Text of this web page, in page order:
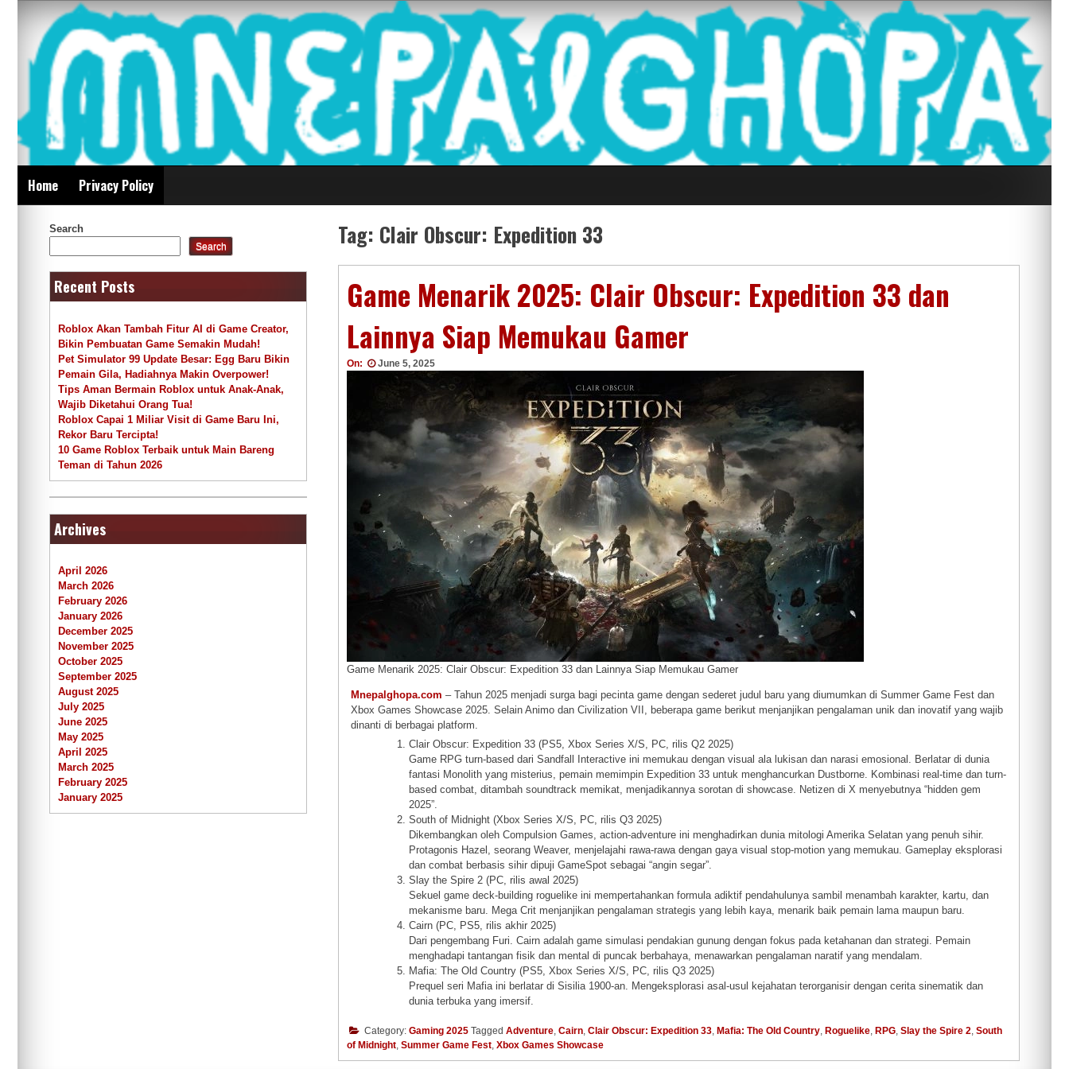
content
Mnepalghopa Review Game Terkini Paling Seluruh Di
Indonesia
Home Privacy Policy
Tag: Clair Obscur: Expedition 33
Game Menarik 2025: Clair Obscur: Expedition 33 dan
Lainnya Siap Memukau Gamer
On: June 5, 2025
Game Menarik 2025: Clair Obscur: Expedition 33 dan Lainnya Siap Memukau Gamer
Mnepalghopa.com – Tahun 2025 menjadi surga bagi pecinta game dengan sederet judul baru yang diumumkan di Summer Game Fest dan
Xbox Games Showcase 2025. Selain Animo dan Civilization VII, beberapa game berikut menjanjikan pengalaman unik dan inovatif yang wajib
dinanti di berbagai platform.
Clair Obscur: Expedition 33 (PS5, Xbox Series X/S, PC, rilis Q2 2025)
Game RPG turn-based dari Sandfall Interactive ini memukau dengan visual ala lukisan dan narasi emosional. Berlatar di dunia
fantasi Monolith yang misterius, pemain memimpin Expedition 33 untuk menghancurkan Dustborne. Kombinasi real-time dan turn-
based combat, ditambah soundtrack memikat, menjadikannya sorotan di showcase. Netizen di X menyebutnya “hidden gem
2025”.
South of Midnight (Xbox Series X/S, PC, rilis Q3 2025)
Dikembangkan oleh Compulsion Games, action-adventure ini menghadirkan dunia mitologi Amerika Selatan yang penuh sihir.
Protagonis Hazel, seorang Weaver, menjelajahi rawa-rawa dengan gaya visual stop-motion yang memukau. Gameplay eksplorasi
dan combat berbasis sihir dipuji GameSpot sebagai “angin segar”.
Slay the Spire 2 (PC, rilis awal 2025)
Sekuel game deck-building roguelike ini mempertahankan formula adiktif pendahulunya sambil menambah karakter, kartu, dan
mekanisme baru. Mega Crit menjanjikan pengalaman strategis yang lebih kaya, menarik baik pemain lama maupun baru.
Cairn (PC, PS5, rilis akhir 2025)
Dari pengembang Furi. Cairn adalah game simulasi pendakian gunung dengan fokus pada ketahanan dan strategi. Pemain
menghadapi tantangan fisik dan mental di puncak berbahaya, menawarkan pengalaman naratif yang mendalam.
Mafia: The Old Country (PS5, Xbox Series X/S, PC, rilis Q3 2025)
Prequel seri Mafia ini berlatar di Sisilia 1900-an. Mengeksplorasi asal-usul kejahatan terorganisir dengan cerita sinematik dan
dunia terbuka yang imersif.
Category: Gaming 2025 Tagged Adventure, Cairn, Clair Obscur: Expedition 33, Mafia: The Old Country, Roguelike, RPG, Slay the Spire 2, South
of Midnight, Summer Game Fest, Xbox Games Showcase
Search
Search
Recent Posts
Roblox Akan Tambah Fitur AI di Game Creator,
Bikin Pembuatan Game Semakin Mudah!
Pet Simulator 99 Update Besar: Egg Baru Bikin
Pemain Gila, Hadiahnya Makin Overpower!
Tips Aman Bermain Roblox untuk Anak-Anak,
Wajib Diketahui Orang Tua!
Roblox Capai 1 Miliar Visit di Game Baru Ini,
Rekor Baru Tercipta!
10 Game Roblox Terbaik untuk Main Bareng
Teman di Tahun 2026
Archives
April 2026
March 2026
February 2026
January 2026
December 2025
November 2025
October 2025
September 2025
August 2025
July 2025
June 2025
May 2025
April 2025
March 2025
February 2025
January 2025